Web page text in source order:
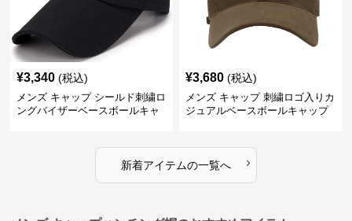
¥3,340 (税込)
メンズ キャップ シールド刺繍ロ
ングバイザーベースボールキャ
¥3,680 (税込)
メンズ キャップ 刺繍ロゴ入りカ
ジュアルベースボールキャップ
新着アイテムの一覧へ ›